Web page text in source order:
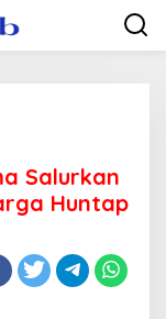
Salurkan
Huntap